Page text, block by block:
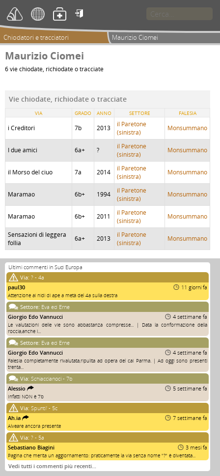

Chiodatori e tracciatori Maurizio Ciomei
Maurizio Ciomei
6 vie chiodate, richiodate o tracciate
Vie chiodate, richiodate o tracciate
VIA GRADO ANNO SETTORE FALESIA
i Creditori 7b 2013
il Paretone
(sinistra)
Monsummano
I due amici 6a+ ?
il Paretone
(sinistra)
Monsummano
il Morso del ciuo 7a 2014
il Paretone
(sinistra)
Monsummano
Maramao 6b+ 1994
il Paretone
(sinistra)
Monsummano
Maramao 6b+ 2011
il Paretone
(sinistra)
Monsummano
Sensazioni di leggera
follia
6a+ 2013
il Paretone
(sinistra)
Monsummano
Ultimi commenti in Sud Europa
Via: ? - 4a
paul30
11 giorni fa
Attenzione ai nidi di ape a metà del 4a sulla destra
Settore: Eva ed Erne
Giorgio Edo Vannucci
4 settimane fa
Le valutazioni delle vie sono abbastanza compresse... | Data la conformazione della
roccia,anche i...
Settore: Eva ed Erne
Giorgio Edo Vannucci
4 settimane fa
Falesia completamente rivalutata,ripulita ad opera del cai Parma. | Ad oggi sono presenti
trenta...
Via: Schiaccianoci - 7b
Alessio
5 settimane fa
Infatti NON è 7b
Via: Spunti' - 5c
Ah.ia
7 settimane fa
Alveare ancora presente
Via: ? - 5a
Sebastiano Biagini
3 mesi fa
Pagina che merita un aggiornamento: praticamente la via senza nome "?" è diventata...
Vedi tutti i commenti più recenti…